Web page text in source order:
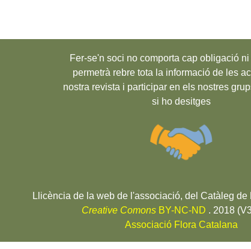
Fer-se'n soci no comporta cap obligació
permetrà rebre tota la informació de les
nostra revista i participar en els nostres
si ho desitges
Llicència de la web de l'associació, del Catàleg
Creative ComonsBY-NC-ND . 2018
Associació Flora Catalana